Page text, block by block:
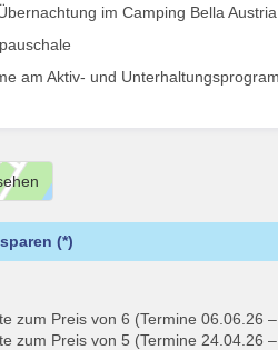
im Camping Bella Austria
am Aktiv- und
(*)
zum Preis von 6 (Termine 06.06.26
zum Preis von 5 (Termine 24.04.26